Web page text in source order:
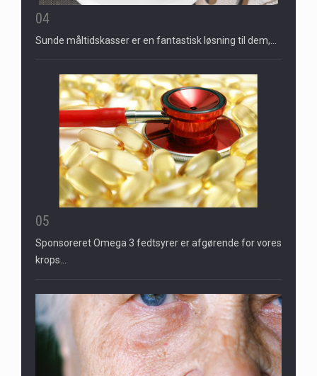
04
Sunde måltidskasser er en fantastisk løsning til dem,…
05
Sponsoreret Omega 3 fedtsyrer er afgørende for vores
krops…